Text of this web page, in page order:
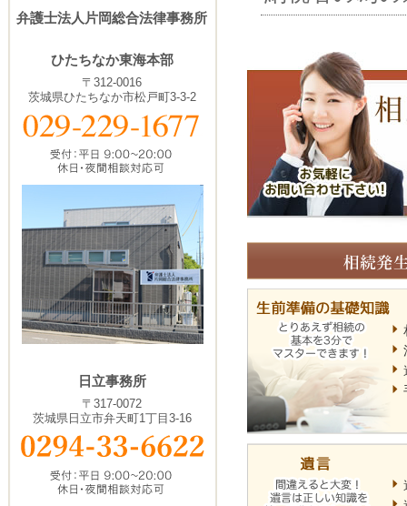
弁護士法人片岡総合法律事務所
ひたちなか東海本部
〒312-0016
茨城県ひたちなか市松戸町3-3-2
日立事務所
〒317-0072
茨城県日立市弁天町1丁目3-16